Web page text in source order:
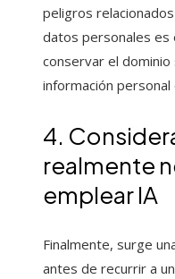
peligros
datos personales es
conservar el dominio
información
4.
realmente
emplear IA
Finalmente, surge
antes de recurrir a